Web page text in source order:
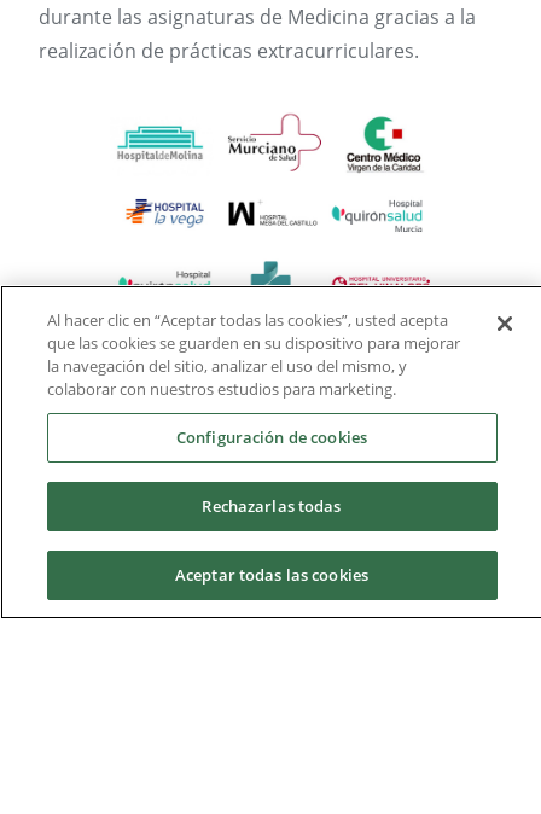
durante las asignaturas de Medicina gracias a la
realización de prácticas extracurriculares.
Salidas profesionales
Perfil del estudiante
Al hacer clic en “Aceptar todas las cookies”, usted acepta
que las cookies se guarden en su dispositivo para mejorar
la navegación del sitio, analizar el uso del mismo, y
colaborar con nuestros estudios para marketing.
Configuración de cookies
Rechazarlas todas
Aceptar todas las cookies